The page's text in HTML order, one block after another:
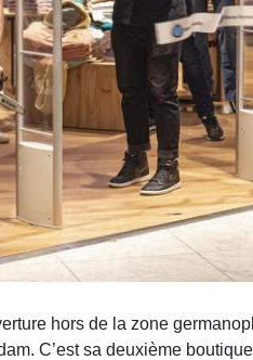
q
u
e
s
hors de la zone
C’est sa deuxième